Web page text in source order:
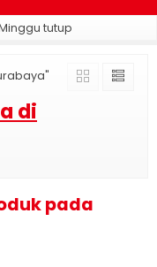
tutup
di
pada